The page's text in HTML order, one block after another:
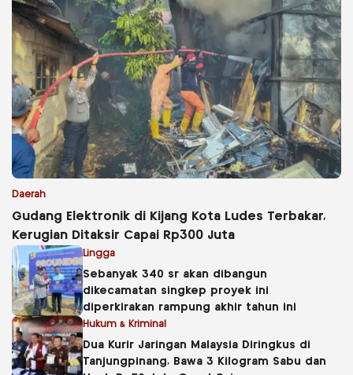
Daerah
Gudang Elektronik di Kijang Kota Ludes Terbakar,
Kerugian Ditaksir Capai Rp300 Juta
Lingga
Sebanyak 340 sr akan dibangun
dikecamatan singkep proyek ini
diperkirakan rampung akhir tahun ini
Hukum & Kriminal
Dua Kurir Jaringan Malaysia Diringkus di
Tanjungpinang, Bawa 3 Kilogram Sabu dan